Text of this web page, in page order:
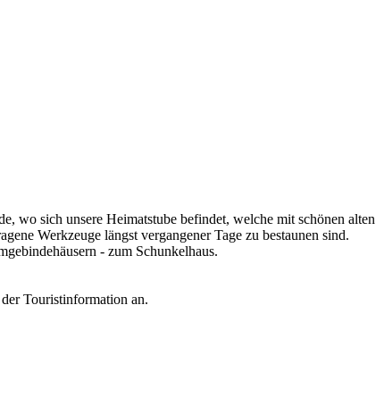
wo sich unsere Heimatstube befindet, welche mit schönen alten
Werkzeuge längst vergangener Tage zu bestaunen sind.
- zum Schunkelhaus.
Touristinformation an.